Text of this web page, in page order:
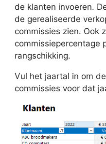
de klanten invoeren.
de gerealiseerde
commissies zien. Ook
commissiepercentage
rangschikking.
Vul het jaartal in om
commissies voor dat